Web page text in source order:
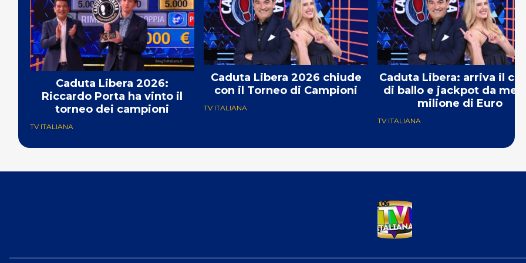
Caduta Libera 2026:
Riccardo Porta ha vinto il
torneo dei campioni
TV ITALIANA
Caduta Libera 2026 chiude
con il Torneo di Campioni
TV ITALIANA
Caduta Libera: arriva il
di ballo e jackpot da
milione di Euro
TV ITALIANA